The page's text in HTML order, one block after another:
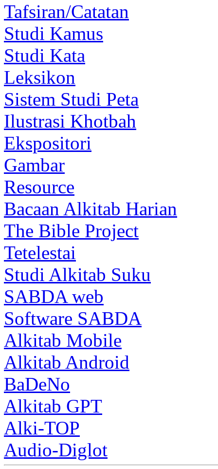
Tafsiran/Catatan
Studi Kamus
Studi Kata
Leksikon
Sistem Studi Peta
Ilustrasi Khotbah
Ekspositori
Gambar
Resource
Bacaan Alkitab Harian
The Bible Project
Tetelestai
Studi Alkitab Suku
SABDA web
Software SABDA
Alkitab Mobile
Alkitab Android
BaDeNo
Alkitab GPT
Alki-TOP
Audio-Diglot